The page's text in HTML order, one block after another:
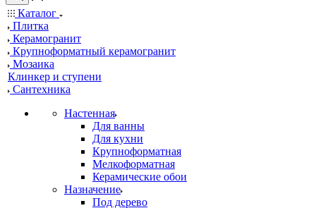
Каталог
Плитка
Керамогранит
Крупноформатный керамогранит
Мозаика
Клинкер и ступени
Сантехника
Настенная
Для ванны
Для кухни
Крупноформатная
Мелкоформатная
Керамические обои
Назначение
Под дерево